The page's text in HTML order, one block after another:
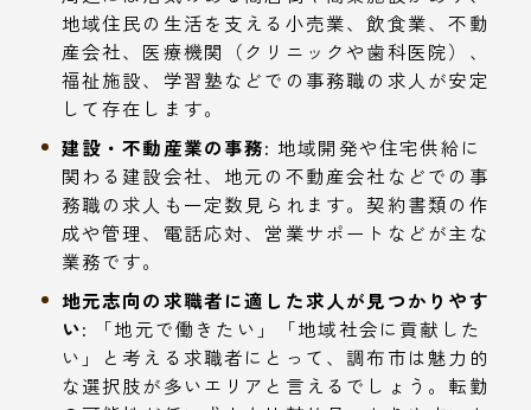
地域住民の生活を支える小売業、飲食業、不動
産会社、医療機関（クリニックや歯科医院）、
福祉施設、学習塾などでの事務職の求人が安定
して存在します。
建設・不動産業の事務: 地域開発や住宅供給に
関わる建設会社、地元の不動産会社などでの事
務職の求人も一定数見られます。契約書類の作
成や管理、電話応対、営業サポートなどが主な
業務です。
地元志向の求職者に適した求人が見つかりやす
い: 「地元で働きたい」「地域社会に貢献した
い」と考える求職者にとって、調布市は魅力的
な選択肢が多いエリアと言えるでしょう。転勤